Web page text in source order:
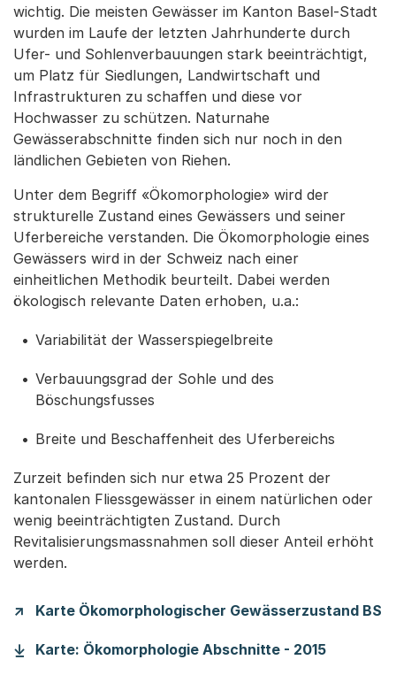
wich­tig. Die meisten Gewässer im Kanton Basel-Stadt
wurden im Laufe der letzten Jahrhunderte durch
Ufer- und Sohlenverbauungen stark beeinträchtigt,
um Platz für Siedlungen, Landwirtschaft und
Infrastrukturen zu schaffen und diese vor
Hochwasser zu schützen. Naturnahe
Gewässerabschnitte finden sich nur noch in den
ländlichen Gebieten von Riehen.
Unter dem Begriff «Ökomorphologie» wird der
strukturelle Zustand eines Gewässers und seiner
Uferbereiche verstanden. Die Ökomorphologie eines
Gewässers wird in der Schweiz nach einer
einheitlichen Methodik beurteilt. Dabei werden
ökologisch relevante Daten erhoben, u.a.:
Variabilität der Wasserspiegelbreite
Verbauungsgrad der Sohle und des
Böschungsfusses
Breite und Beschaffenheit des Uferbereichs
Zurzeit befinden sich nur etwa 25 Prozent der
kantonalen Fliessgewässer in einem natürlichen oder
wenig beeinträchtigten Zustand. Durch
Revitalisierungsmassnahmen soll dieser Anteil erhöht
werden.
Karte Ökomorphologischer Gewässerzustand BS
Karte: Ökomorphologie Abschnitte - 2015(Startet